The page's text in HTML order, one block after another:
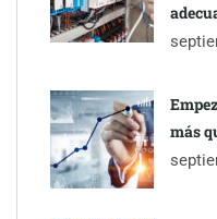
más